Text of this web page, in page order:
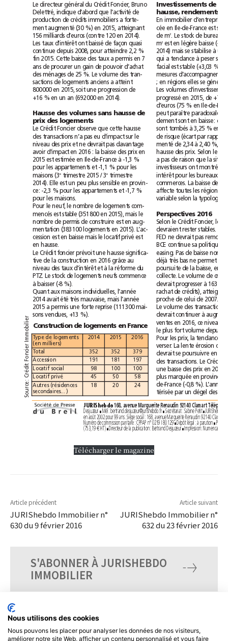
Le directeur général du Crédit Foncier,
Bruno
Delettré,
indique d’abord que l’activité de
production de crédits immobiliers a
forte-
ment
augmenté (30%) en 2015,
atteignant
156milliards
d’euros (contre 120 en 2014).
Les taux d’intérêt ont baissé de façon quasi
continue depuis 2008, pour atteindre
2,2%
fin
2015. Cette baisse des tauxa permis en 7
ans
de procurer un gain de pouvoir d’achat
des ménages de 25%. Le volume des
tran-
sactions
de logements anciens a atteint
800000 en 2015, soit une progression
de
+16%
en un an (692000 en
Hausse des volumes sans hausse de
prix des logements
Le Crédit Foncier observe que cette hausse
des transactions n’a pas eu d’impact sur le
niveau
des prix et ne devrait pas davantage
avoir d’impact en 2016: la baisse des prix en
2015
est estimée en Ile-de-France à
-1,3%
pour
les appartements et -1,1% pour les
maisons (3e trimestre 2015 /3e trimestre
2014). Elle est un peu plus sensible en
provin-
ce:
-2,3% pour les appartements et
-1,7%
pour
les maisons.
Pour le neuf, le nombre de logements
com-
mencés
est stable (351800 en mais le
nombre de permis de construire est en
aug-
mentation
(383100 logements en 2015). L’ac-
cession est en baisse mais le locatif privé
est
en
hausse.
Le Crédit foncier prévoit une hausse
significa-
tive
de la construction en 2016 grâce
au
niveau
des taux d’intérêt età la réforme du
PTZ. Le stock de logements neufs commence
à baisser
(-8%).
Quant
aux maisons individuelles,
l’année
2014
avait été très mauvaise, mais
l’année
2015 a permis une forte reprise (111300 mai-
sons vendues, +13%).
Investissements
de
hausse,
rendements
En immobilier
cée
en Ile-de-France
est
de m2. Le stock de
m2 est en légère baisse (-
2014) mais se stabilise à
qui a tendance à peser
facial
est stable (+3,03%
mesures
;
en régions elles se
Les volumes
progressé
en de
d’euros (75%
en
peut
paraître paradoxale
dement sont en baisse:
sont
tombés à 3,25% en
de risque (écart par
menté
de 2,34à 2,40%,
hausse des prix. Selon le
a
pas de raison que la
investisseurs
ont montré
intérêt pour les bureaux
commerces. La baisse
affecte
toutes les
variable
selon la
Perspectives 2016
Selon le Crédit Foncier,
devraient
rester stables.
FED ne devrait pas
BCE
continue sa
easing. Pas de baisse
non
déjà
très bas ne permet
poursuite
de la baisse, en
collecte. Le volume de
devrait progresserà
rachat
de
proche
de celui de
2007.
Le
volume des
devrait continuerà
ventes en ce
le
plus fort volume
Pour
les prix, la tendance
verser. La lente érosion
devrait se poursuivre en
des Le
une
basse des prix en
plus
marquée en
de-France
(-0,8%).
térisée par un des
JURIShebdo 168, avenue Marguerite Renaudin 92140 Clamart
Desjuzeur ■ Mél: bertrand.desjuzeur@jurishebdo.fr ■ Secrétariat: Sabine Petit ■
en
août2002 pour 99 ans. Siège social: avenue Marguerite Renaudin 92140
Numéro de commission paritaire: CPPAP n°0219 80129 ■ Dépôt légal:à parution ■
(753,19€ HT) ■ Directeur de la publication: Bertrand Desjuzeur ■ Impression: Numerica
Type de
logements
(en
milliers)
2014 2015 2016
Total 352 352
379
Accession
191 181
197
Locatif
social 98 100
100
Locatif
privé 45 50
58
Autres
(résidences
secondaires…)
18 20 24
Construction de logements en France
S
o
u
r
c
e
C
r
é
d
i
t
F
o
n
c
e
r
I
m
m
o
b
i
e
r
Télécharger le magazine
Article précédent
JURIShebdo Immobilier n°
630 du 9 février 2016
Article suivant
JURIShebdo Immobilier n°
632 du 23 février 2016
S'ABONNER À JURISHEBDO
IMMOBILIER
Nous utilisons des cookies
Nous pouvons les placer pour analyser les données de nos visiteurs,
améliorer notre site Web, afficher un contenu personnalisé et vous faire